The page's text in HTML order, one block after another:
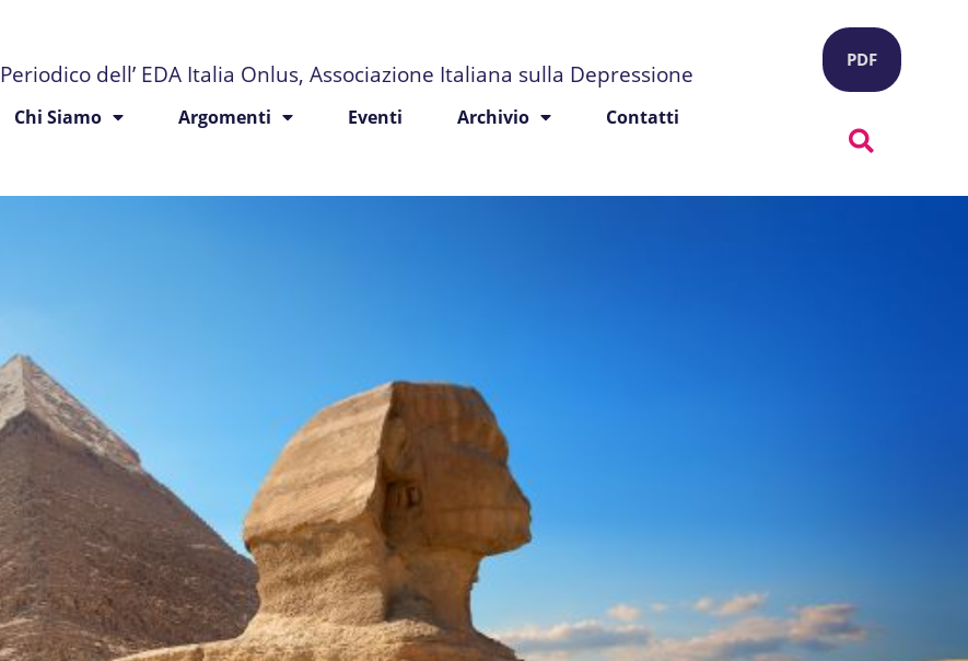
Periodico dell’ EDA Italia Onlus, Associazione Italiana sulla Depressione
Chi Siamo Argomenti Eventi Archivio Contatti
PDF